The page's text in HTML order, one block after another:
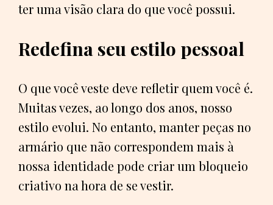
ter uma visão clara do que você possui.
Redefina seu estilo pessoal
O que você veste deve refletir quem você é.
Muitas vezes, ao longo dos anos, nosso
estilo evolui. No entanto, manter peças no
armário que não correspondem mais à
nossa identidade pode criar um bloqueio
criativo na hora de se vestir.